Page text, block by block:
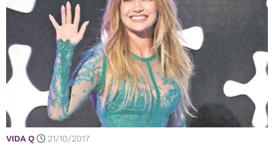
VIDA Q 21/10/2017